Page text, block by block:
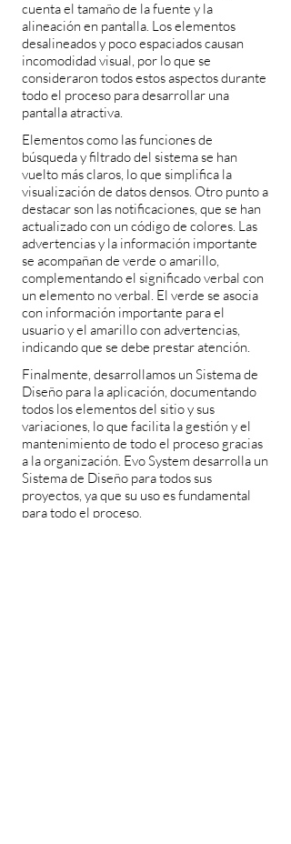
cuenta el tamaño de la fuente y la
alineación en pantalla. Los elementos
desalineados y poco espaciados causan
incomodidad visual, por lo que se
consideraron todos estos aspectos durante
todo el proceso para desarrollar una
pantalla atractiva.
Elementos como las funciones de
búsqueda y filtrado del sistema se han
vuelto más claros, lo que simplifica la
visualización de datos densos. Otro punto a
destacar son las notificaciones, que se han
actualizado con un código de colores. Las
advertencias y la información importante
se acompañan de verde o amarillo,
complementando el significado verbal con
un elemento no verbal. El verde se asocia
con información importante para el
usuario y el amarillo con advertencias,
indicando que se debe prestar atención.
Finalmente, desarrollamos un Sistema de
Diseño para la aplicación, documentando
todos los elementos del sitio y sus
variaciones, lo que facilita la gestión y el
mantenimiento de todo el proceso gracias
a la organización. Evo System desarrolla un
Sistema de Diseño para todos sus
proyectos, ya que su uso es fundamental
para todo el proceso.